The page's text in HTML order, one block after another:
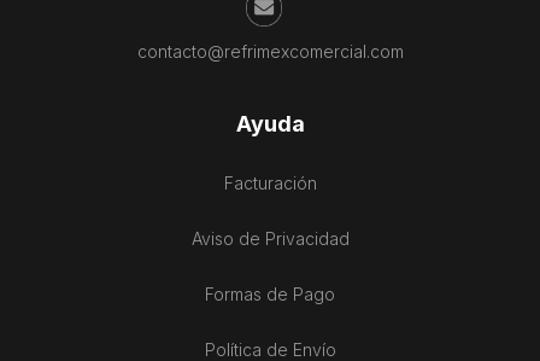
contacto@refrimexcomercial.com
Ayuda
Facturación
Aviso de Privacidad
Formas de Pago
Política de Envío